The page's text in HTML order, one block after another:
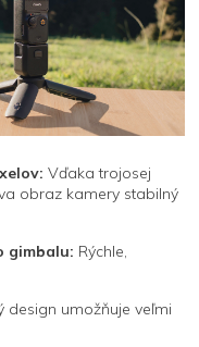
Vďaka trojosej
obraz kamery stabilný
gimbalu: Rýchle,
design umožňuje veľmi